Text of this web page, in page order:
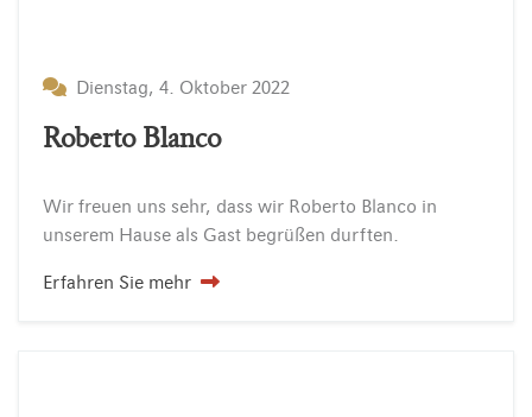
Dienstag, 4. Oktober 2022
Roberto Blanco
Wir freuen uns sehr, dass wir Roberto Blanco in
unserem Hause als Gast begrüßen durften.
Erfahren Sie mehr